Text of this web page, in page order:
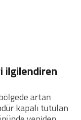
ilgilendiren
artan
kapalı tutulan